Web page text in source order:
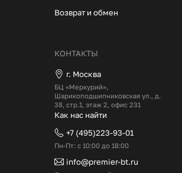
Возврат и обмен
КОНТАКТЫ
г. Москва
БЦ «Меркурий»,
Шарикоподшипниковская ул., д.
38, стр.1, этаж 2, офис 231
Как нас найти
+7 (495)223-93-01
Пн-Пт: с 10:00 до 18:00
info@premier-bt.ru